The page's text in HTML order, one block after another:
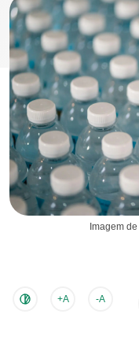
Imagem de
+A -A